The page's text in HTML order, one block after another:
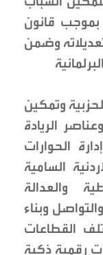
وسجلت بموجب قانون
رقم "٥١" لسنة ٢٠٠٨وتعديلاته وضمن
وتمكين
الريادة
الحوارات
السامية
والعدالة
وبناء
القطاعات
رقمية ذكية